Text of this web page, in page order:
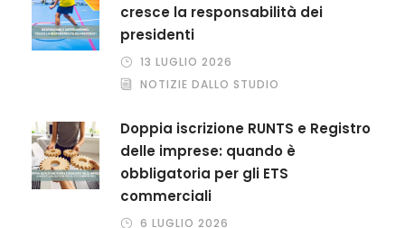
cresce la responsabilità dei
presidenti
13 LUGLIO 2026
NOTIZIE DALLO STUDIO
Doppia iscrizione RUNTS e Registro
delle imprese: quando è
obbligatoria per gli ETS
commerciali
6 LUGLIO 2026